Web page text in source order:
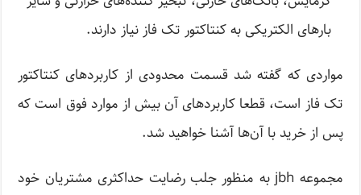
بار‌های الکتریکی به کنتاکتور تک فاز نیاز دارند.
مواردی که گفته شد قسمت محدودی از کاربرد‌های کنتاکتور
تک فاز است، قطعا کاربرد‌های آن بیش از موارد فوق است که
پس از خرید با آن‌ها آشنا خواهید شد.
مجموعه jbh به منظور جلب رضایت حداکثری مشتریان خود